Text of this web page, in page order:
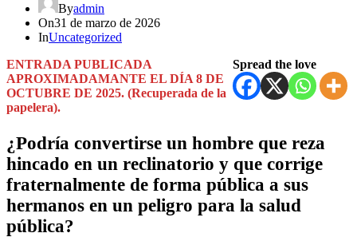
Byadmin
On31 de marzo de 2026
InUncategorized
Spread the love
ENTRADA PUBLICADA
APROXIMADAMANTE EL DÍA 8 DE
OCTUBRE DE 2025. (Recuperada de la
papelera).
¿Podría convertirse un hombre que reza
hincado en un reclinatorio y que corrige
fraternalmente de forma pública a sus
hermanos en un peligro para la salud
pública?